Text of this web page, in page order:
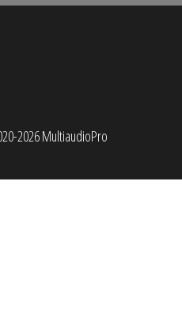
2026 MultiaudioPro